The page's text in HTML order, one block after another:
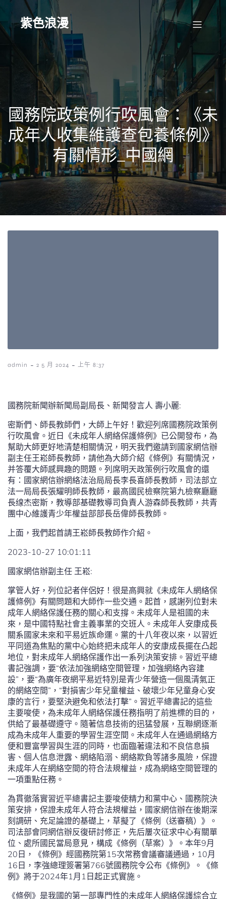
Skip
content紫色浪漫
國務院政策例行吹風會：《未
成年人收集維護查包養條例》
有關情形_中國網
admin - 2 5 月 2024 - 上午 8:37
國務院新聞辦新聞局副局長、新聞發言人 壽小麗:
密斯們、師長教師們，大師上午好！歡迎列席國務院政策例
行吹風會。近日《未成年人網絡保護條例》已公開發布，為
幫助大師更好地清楚相關情況，明天我們邀請到國家網信辦
副主任王崧師長教師，請他為大師介紹《條例》有關情況，
并答覆大師感興趣的問題。列席明天政策例行吹風會的還
有：國家網信辦網絡法治局局長李長喜師長教師，司法部立
法一局局長張耀明師長教師，最高國民檢察院第九檢察廳廳
長缐杰密斯，教導部基礎教導司負責人游森師長教師，共青
團中心維護青少年權益部部長岳偉師長教師。
上面，我們起首請王崧師長教師作介紹。
2023-10-27 10:01:11
國家網信辦副主任 王崧:
掌管人好，列位記者伴侶好！很是高興就《未成年人網絡保
護條例》有關問題和大師作一些交通。起首，感謝列位對未
成年人網絡保護任務的關心和支撐。未成年人是祖國的未
來，是中國特點社會主義事業的交班人。未成年人安康成長
關系國家未來和平易近族命運。黨的十八年夜以來，以習近
平同道為焦點的黨中心始終把未成年人的安康成長擺在凸起
地位，對未成年人網絡保護作出一系列決策安排。習近平總
書記強調，要“依法加強網絡空間管理，加強網絡內容建
設”，要“為廣年夜網平易近特別是青少年營造一個風清氣正
的網絡空間”，“對損害少年兒童權益、破壞少年兒童身心安
康的言行，要堅決避免和依法打擊”。習近平總書記的這些
主要唆使，為未成年人網絡保護任務指明了前進標的目的，
供給了最基礎遵守。隨著信息技術的迅猛發展，互聯網逐漸
成為未成年人重要的學習生涯空間。未成年人在通過網絡方
便和豐富學習與生涯的同時，也面臨著違法和不良信息損
害、個人信息泄露、網絡陷溺、網絡欺負等諸多風險，保證
未成年人在網絡空間的符合法規權益，成為網絡空間管理的
一項重點任務。
為貫徹落實習近平總書記主要唆使精力和黨中心、國務院決
策安排，保證未成年人符合法規權益，國家網信辦在後期深
刻調研、充足論證的基礎上，草擬了《條例（送審稿）》。
司法部會同網信辦反復研討修正，先后屢次征求中心有關單
位、處所國民當局意見，構成《條例（草案）》。本年9月
20日，《條例》經國務院第15次常務會議審議通過，10月
16日，李強總理簽署第766號國務院令公布《條例》。《條
例》將于2024年1月1日起正式實施。
《條例》是我國的第一部專門性的未成年人網絡保護綜合立